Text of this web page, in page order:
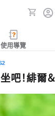
使用導覽
吧！緋爾